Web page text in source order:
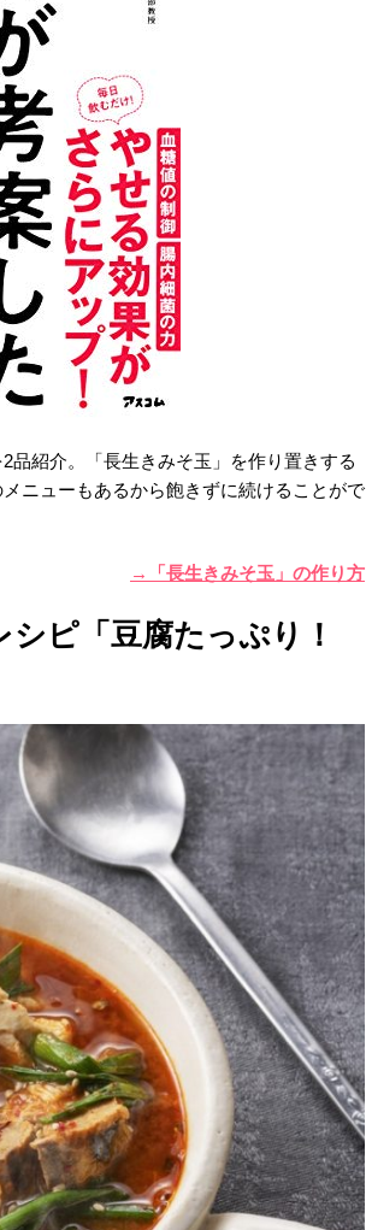
品紹介。「長生きみそ玉」を作り置きする
ニューもあるから飽きずに続けることがで
→「長生きみそ玉」の作り方
シピ「豆腐たっぷり！